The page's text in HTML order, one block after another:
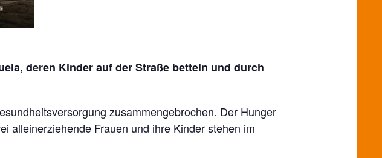
deren Kinder auf der Straße betteln und durch
zusammengebrochen. Der Hunger
alleinerziehende Frauen und ihre Kinder stehen im